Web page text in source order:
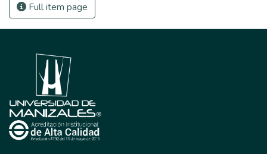
Full item page